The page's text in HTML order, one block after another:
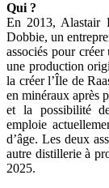
Qui ?
En 2013, Alastair
Dobbie, un
associés pour
une production
la créer l’Île de
en minéraux après
et la possibilité
emploie
d’âge. Les deux
autre distillerie à
2025.